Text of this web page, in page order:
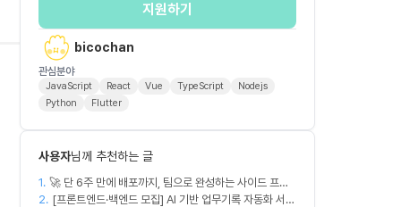
지원하기
bicochan
관심분야
JavaScript React Vue TypeScript
Nodejs
Python
Flutter
사용자님께 추천하는 글
1. 🚀 단 6주 만에 배포까지, 팀으로 완성하는 사이드 프로
젝트 [스위프 웹 15기] 🚀
2. [프론트엔드·백엔드 모집] AI 기반 업무기록 자동화 서비